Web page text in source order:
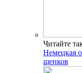
Читайте
Немецкая
щенков